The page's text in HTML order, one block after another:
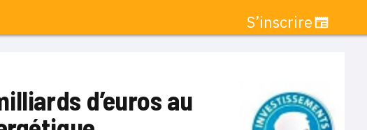
S’inscrire
d’euros au